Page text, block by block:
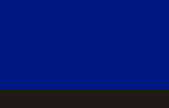
Nacida en España, creció